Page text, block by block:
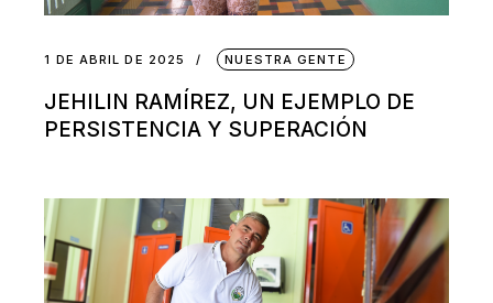
1 DE ABRIL DE 2025 NUESTRA GENTE
JEHILIN RAMÍREZ, UN EJEMPLO DE
PERSISTENCIA Y SUPERACIÓN